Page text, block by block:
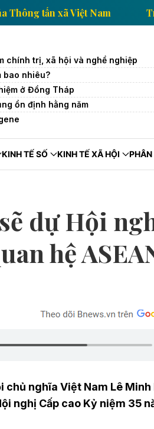
tế của Thông tấn xã Việt Nam
chính trị, xã hội và nghề nghiệp
bao nhiêu?
ở Đồng Tháp
ổn định hằng năm
KINH TẾ SỐ KINH TẾ XÃ HỘI
dự Hội
hệ
nghĩa Việt Nam Lê Minh
nghị Cấp cao Kỷ niệm 35